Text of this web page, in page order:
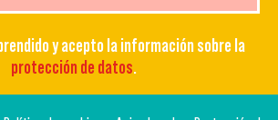
y acepto la información sobre la
protección de datos.